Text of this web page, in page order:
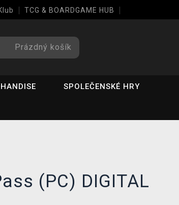
TCG & BOARDGAME HUB
Prázdný košík
SPOLEČENSKÉ HRY
(PC) DIGITAL